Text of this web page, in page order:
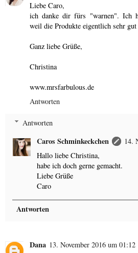
Liebe Caro,
ich danke dir fürs "warnen". Ich
weil die Produkte eigentlich sehr
Ganz liebe Grüße,
Christina
www.mrsfarbulous.de
Antworten
Antworten
Caros Schminkeckchen
14.
Hallo liebe Christina,
habe ich doch gerne gemacht.
Liebe Grüße
Caro
Antworten
Dana 13. November 2016 um 01:12